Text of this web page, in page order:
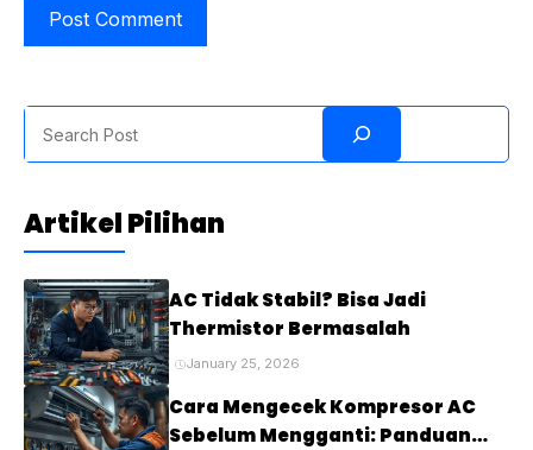
Artikel Pilihan
AC Tidak Stabil? Bisa Jadi
Thermistor Bermasalah
January 25, 2026
Cara Mengecek Kompresor AC
Sebelum Mengganti: Panduan